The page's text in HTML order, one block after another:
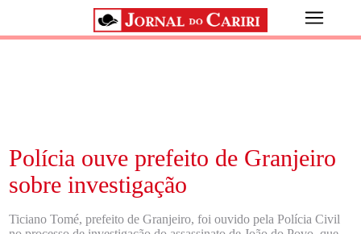
Polícia ouve prefeito de Granjeiro
sobre investigação
Ticiano Tomé, prefeito de Granjeiro, foi ouvido pela Polícia Civil